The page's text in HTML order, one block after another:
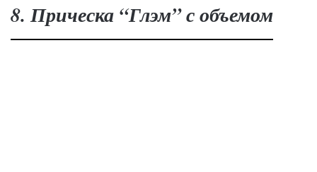
8. Прическа “Глэм” с объемом